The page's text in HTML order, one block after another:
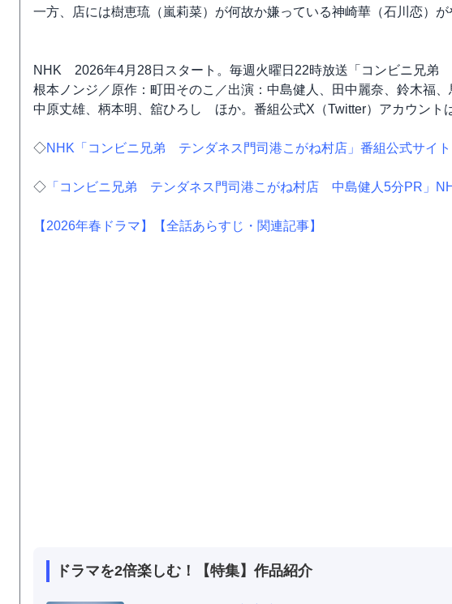
一方、店には樹恵琉（嵐莉菜）が何故か嫌っている神崎華（石川恋）が
NHK 2026年4月28日スタート。毎週火曜日22時放送「コンビニ兄弟
根本ノンジ／原作：町田そのこ／出演：中島健人、田中麗奈、鈴木福
中原丈雄、柄本明、舘ひろし ほか。番組公式X（Twitter）アカウント
◇NHK「コンビニ兄弟 テンダネス門司港こがね村店」番組公式サイト
◇ 「コンビニ兄弟 テンダネス門司港こがね村店 中島健人5分PR」
【2026年春ドラマ】 【全話あらすじ・関連記事】
ドラマを2倍楽しむ！【特集】作品紹介